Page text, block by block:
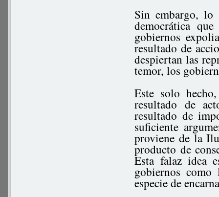
Sin embargo,
democrática
gobiernos
resultado de
despiertan las
temor, los
Este solo
resultado de
resultado de
suficiente
proviene de la
producto de
Esta falaz idea
gobiernos como
especie de